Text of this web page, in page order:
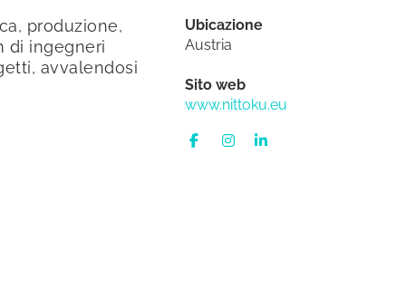
produzione,
di ingegneri
avvalendosi
Ubicazione
Austria
Sito web
www.nittoku.eu